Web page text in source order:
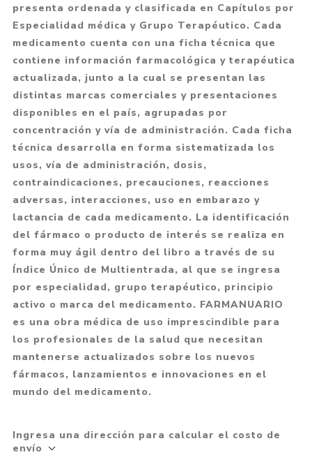
presenta ordenada y clasificada en Capítulos por
Especialidad médica y Grupo Terapéutico. Cada
medicamento cuenta con una ficha técnica que
contiene información farmacológica y terapéutica
actualizada, junto a la cual se presentan las
distintas marcas comerciales y presentaciones
disponibles en el país, agrupadas por
concentración y vía de administración. Cada ficha
técnica desarrolla en forma sistematizada los
usos, vía de administración, dosis,
contraindicaciones, precauciones, reacciones
adversas, interacciones, uso en embarazo y
lactancia de cada medicamento. La identificación
del fármaco o producto de interés se realiza en
forma muy ágil dentro del libro a través de su
Índice Único de Multientrada, al que se ingresa
por especialidad, grupo terapéutico, principio
activo o marca del medicamento. FARMANUARIO
es una obra médica de uso imprescindible para
los profesionales de la salud que necesitan
mantenerse actualizados sobre los nuevos
fármacos, lanzamientos e innovaciones en el
mundo del medicamento.
Ingresa una dirección para calcular el costo de
envío